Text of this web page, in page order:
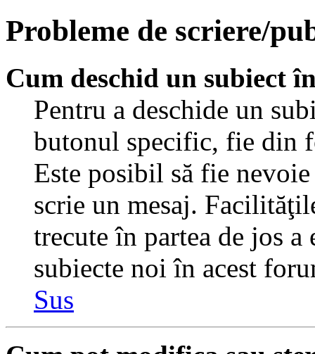
Probleme de scriere/
Cum deschid un subiect
Pentru a deschide un
butonul specific, fie din
Este posibil să fie
scrie un mesaj.
trecute în partea de jos
subiecte noi în acest
Sus